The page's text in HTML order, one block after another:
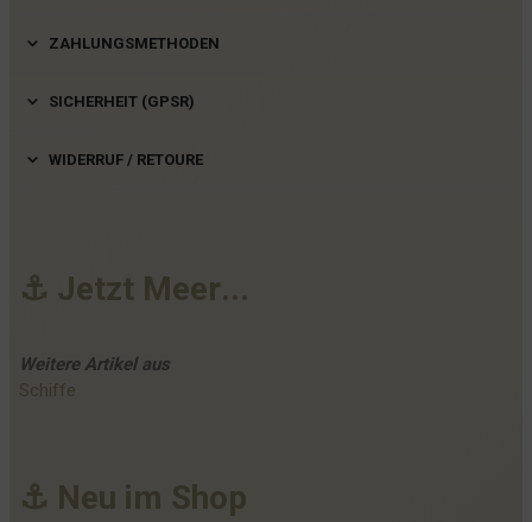
ZAHLUNGSMETHODEN
SICHERHEIT (GPSR)
WIDERRUF / RETOURE
⚓ Jetzt Meer...
Weitere Artikel aus
Schiffe
⚓ Neu im Shop